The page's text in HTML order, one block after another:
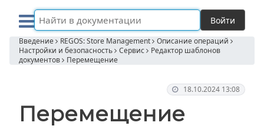
Войти
Введение REGOS: Store Management
Описание операций
Настройки и безопасность
Сервис
Редактор шаблонов
документов
Перемещение
18.10.2024 13:08
Перемещение